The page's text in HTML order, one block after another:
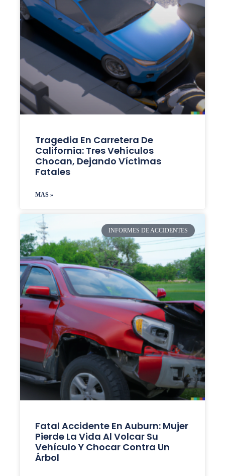
Tragedia En Carretera De
California: Tres Vehículos
Chocan, Dejando Víctimas
Fatales
MAS »
INFORMES DE ACCIDENTES
Fatal Accidente En Auburn: Mujer
Pierde La Vida Al Volcar Su
Vehículo Y Chocar Contra Un
Árbol